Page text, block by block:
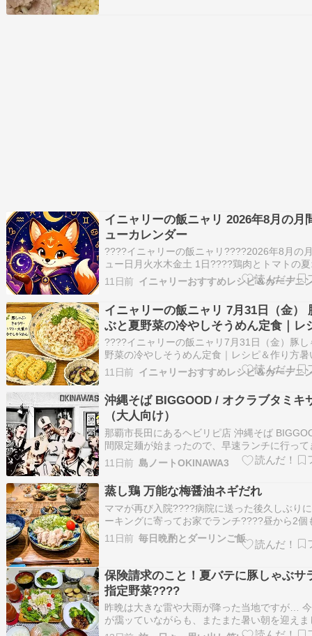
イニャリーの飯ニャリ 2026年8月の月
ューカレンダー
????イニャリーの飯ニャリ????2026年8月の
ュー日月火水木金土 1日????鶏肉とトマトの
イス定食2日????鶏むね肉の梅みそ照り焼き3
と夏野菜の南蛮漬け4日????豚こまとピーマン
が醤油炒め5日????ナスと豆腐のそぼろあん
11日前 イニャリーおすすめレシピ＆ガーデニ
イニャリーの飯ニャリ 7月31日（金）
ぶと夏野菜の冷やしそうめん定食｜レ
作り方
????イニャリーの飯ニャリ7月31日（金）豚し
野菜の冷やしそうめん定食｜レシピ＆作り方暑
べやすい冷たいそうめんへ、やわらかな豚しゃ
うり、トマト、大葉をたっぷりのせるニャ。
ネギ入りのだし巻き卵と、冷やしておいしいナ
けを合わせます。麺だけ…
11日前 イニャリーおすすめレシピ＆ガーデニ
沖縄そば BIGGOOD / オクラブタミキ
（大人向け）
那覇市長田にあるヘビリピ店 沖縄そば
間限定麺が始まったので、早速ランチに行って
ワタシはいつものカウンター席へ。プチ模様替
いて目の前の風景が変わっていました ワタシ
の平和なカンジが好きです 今回の限定麺はビ
ドのオクラブタミキサー…
11日前 島ノートOKINAWA3
蒸し鶏 万能な梅醤油ネギだれ
ママが再び入院????病院に送った後久しぶり
ーキングに寄ってお家でランチ????昼から2個
ゃった！！！夜はヘルシーに…晩酌メニウ蒸し
油葱だれ春雨サラダツブ煮イカのあん肝和え蛸
トが楽ちんなのはわか…
11日前 毎日晩酌とダーリンご飯
保険請求のこと！夏バテに豚しゃぶサ
指定野菜????
昨晩は大きな雷や大雨が降った当地ですが…
が靄ッていながらも、またまた暑い朝を迎えま
(;^_^A ハイ、冬生まれだからか夏にはめっぽ